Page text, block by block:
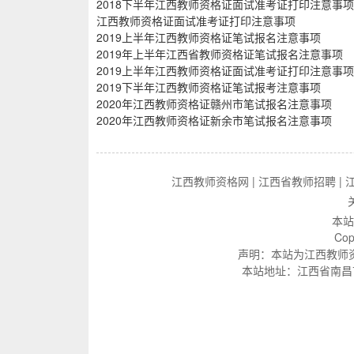
2018下半年江西教师资格证面试准考证打印注意事项
江西教师资格证面试准考证打印注意事项
2019上半年江西教师资格证笔试报名注意事项
2019年上半年江西省教师资格证笔试报名注意事项
2019上半年江西教师资格证面试准考证打印注意事项
2019下半年江西教师资格证笔试报考注意事项
2020年江西教师资格证赣州市笔试报名注意事项
2020年江西教师资格证新余市笔试报名注意事项
江西教师资格网 | 江西省教师招聘 |
本
声明：本站为江西教
本站地址：江西省南